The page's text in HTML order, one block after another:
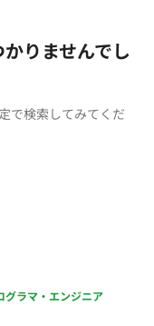
りませんでし
で検索してみてくだ
グラマ・エンジニア